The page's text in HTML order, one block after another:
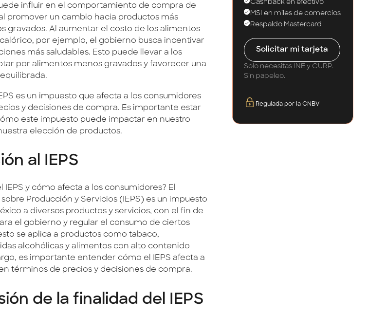
influir en el comportamiento de compra de
promover un cambio hacia productos más
gravados. Al aumentar el costo de los alimentos
por ejemplo, el gobierno busca incentivar
más saludables. Esto puede llevar a los
por alimentos menos gravados y favorecer una
es un impuesto que afecta a los consumidores
y decisiones de compra. Es importante estar
este impuesto puede impactar en nuestro
elección de productos.
al IEPS
IEPS y cómo afecta a los consumidores? El
Producción y Servicios (IEPS) es un impuesto
a diversos productos y servicios, con el fin de
el gobierno y regular el consumo de ciertos
se aplica a productos como tabaco,
alcohólicas y alimentos con alto contenido
es importante entender cómo el IEPS afecta a
términos de precios y decisiones de compra.
de la finalidad del IEPS
Cashback en efectivo
MSI en miles de comercios
Respaldo Mastercard
Solicitar mi tarjeta
Solo necesitas INE y CURP.
Sin papeleo.
Regulada por la CNBV